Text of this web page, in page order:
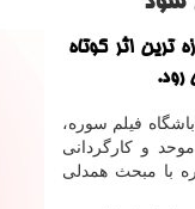
اثر كوتاه
رود.
فیلم سوره،
و کارگردانی
با مبحث همدلی